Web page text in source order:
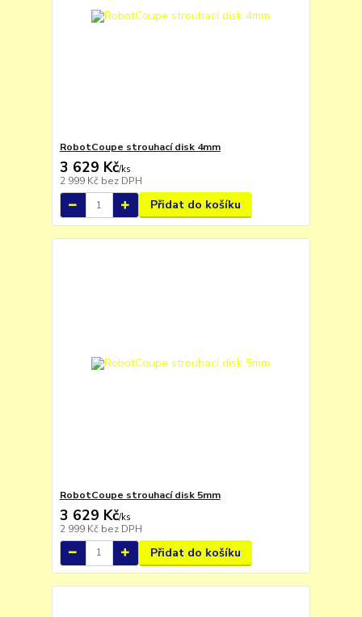
RobotCoupe strouhací disk 4mm
3 629 Kč/ks
2 999 Kč bez DPH
Přidat do košíku
RobotCoupe strouhací disk 5mm
3 629 Kč/ks
2 999 Kč bez DPH
Přidat do košíku